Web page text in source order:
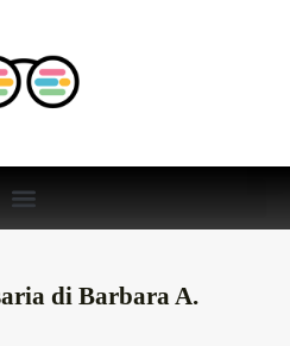
di Barbara A.